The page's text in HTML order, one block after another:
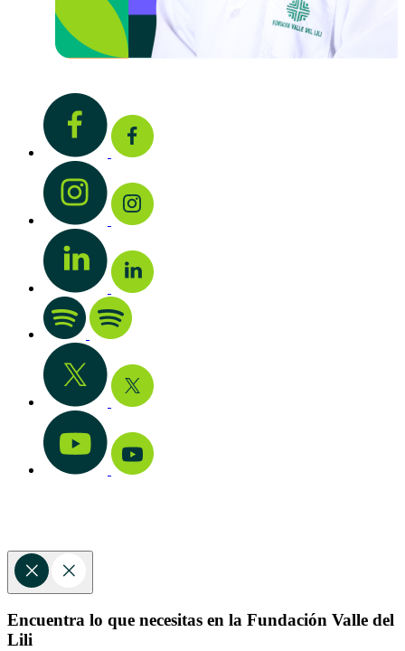
Encuentra lo que necesitas en la Fundación Valle del
Lili